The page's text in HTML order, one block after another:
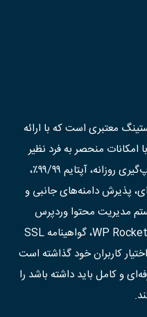
معتبری است که با ارائه
منحصر به فرد نظیر
سرعت، پایداری و عملکرد بالا، بکاپ‌گیری روزانه، آپتایم ۹۹/۹۹٪،
پذیرش دامنه‌های جانبی و
مدیریت محتوا وردپرس
قابلیت‌های جدیدی از جمله افزونه WP Rocket، گواهینامه SSL
کاربران خود گذاشته است
و کامل باید داشته باشد را